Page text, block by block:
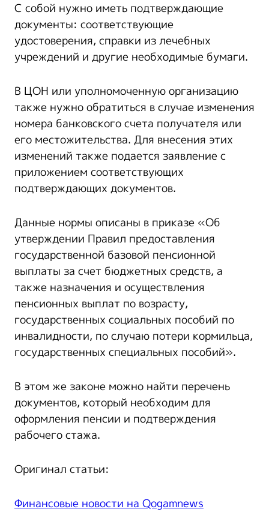
С собой нужно иметь подтверждающие
документы: соответствующие
удостоверения, справки из лечебных
учреждений и другие необходимые бумаги.
В ЦОН или уполномоченную организацию
также нужно обратиться в случае изменения
номера банковского счета получателя или
его местожительства. Для внесения этих
изменений также подается заявление с
приложением соответствующих
подтверждающих документов.
Данные нормы описаны в приказе «Об
утверждении Правил предоставления
государственной базовой пенсионной
выплаты за счет бюджетных средств, а
также назначения и осуществления
пенсионных выплат по возрасту,
государственных социальных пособий по
инвалидности, по случаю потери кормильца,
государственных специальных пособий».
В этом же законе можно найти перечень
документов, который необходим для
оформления пенсии и подтверждения
рабочего стажа.
Оригинал статьи:
Финансовые новости на Qogamnews